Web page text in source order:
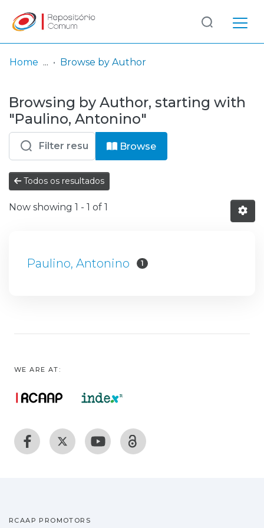
& Collections
Browse repository
Entities
Log
In
(current)
Home Browse by Author
Browsing by Author, starting with
"Paulino, Antonino"
Browse
Todos os resultados
Now showing 1 - 1 of 1
Paulino, Antonino 1
WE ARE AT:
RCAAP PROMOTORS